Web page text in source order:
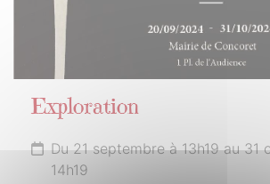
Exploration
Du 21 septembre à 13h19 au 31
14h19